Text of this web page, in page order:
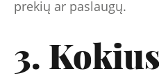
prekių ar paslaugų.
3.